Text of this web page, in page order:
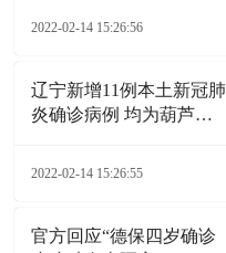
2022-02-14 15:26:56
辽宁新增11例本土新冠肺
炎确诊病例 均为葫芦岛
2022-02-14 15:26:55
官方回应“德保四岁确诊